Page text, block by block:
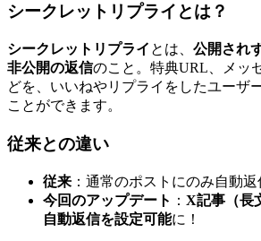
シークレットリプライとは？
シークレットリプライ とは、 公開され
非公開の返信のこと。特典URL、メッ
どを、いいねやリプライをしたユーザ
ことができます。
従来との違い
従来 ：通常のポストにのみ自動
今回のアップデート ： X記事（長
自動返信を設定可能に！